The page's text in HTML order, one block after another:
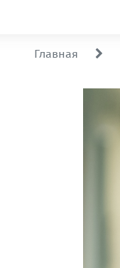
Главная